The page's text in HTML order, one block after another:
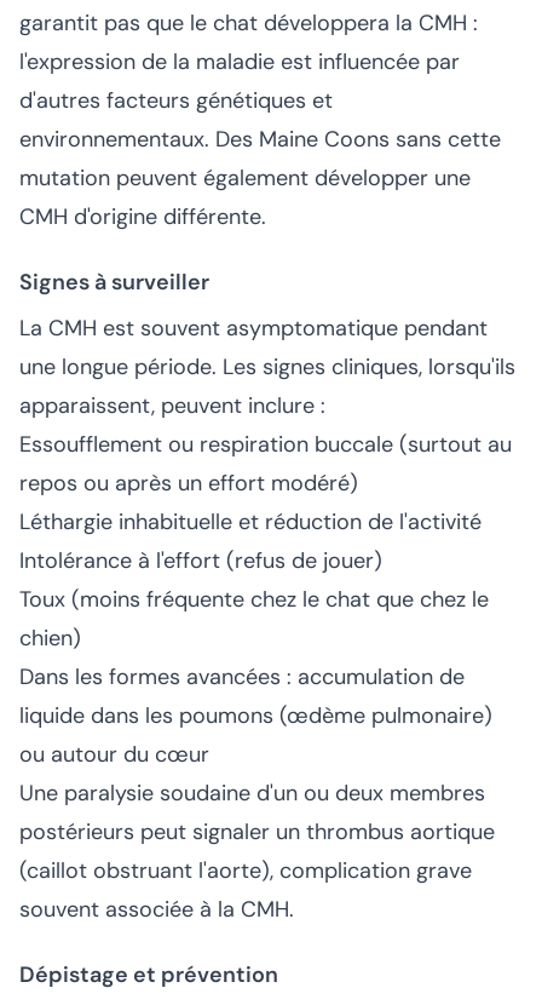
garantit pas que le chat développera la CMH :
l'expression de la maladie est influencée par
d'autres facteurs génétiques et
environnementaux. Des Maine Coons sans cette
mutation peuvent également développer une
CMH d'origine différente.
Signes à surveiller
La CMH est souvent asymptomatique pendant
une longue période. Les signes cliniques, lorsqu'ils
apparaissent, peuvent inclure :
Essoufflement ou respiration buccale (surtout au
repos ou après un effort modéré)
Léthargie inhabituelle et réduction de l'activité
Intolérance à l'effort (refus de jouer)
Toux (moins fréquente chez le chat que chez le
chien)
Dans les formes avancées : accumulation de
liquide dans les poumons (œdème pulmonaire)
ou autour du cœur
Une paralysie soudaine d'un ou deux membres
postérieurs peut signaler un thrombus aortique
(caillot obstruant l'aorte), complication grave
souvent associée à la CMH.
Dépistage et prévention